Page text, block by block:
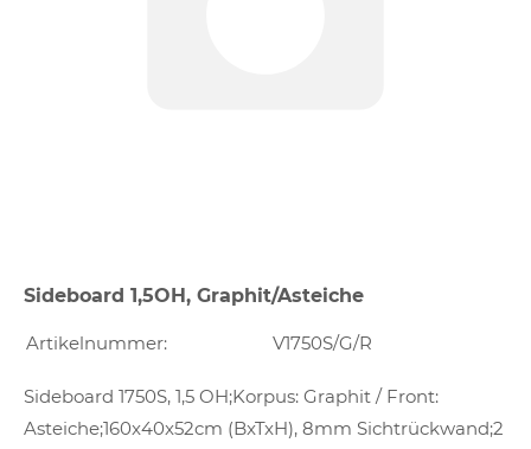
Sideboard 1,5OH, Graphit/Asteiche
Artikelnummer: V1750S/G/R
Sideboard 1750S, 1,5 OH;Korpus: Graphit / Front:
Asteiche;160x40x52cm (BxTxH), 8mm Sichtrückwand;2